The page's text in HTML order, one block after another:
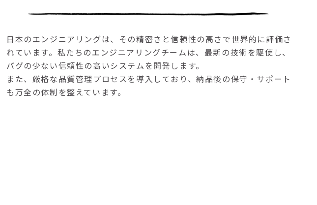
日本のエンジニアリングは、その精密さと信頼性の高さで世界的に評価さ
れています。私たちのエンジニアリングチームは、最新の技術を駆使し、
バグの少ない信頼性の高いシステムを開発します。
また、厳格な品質管理プロセスを導入しており、納品後の保守・サポート
も万全の体制を整えています。